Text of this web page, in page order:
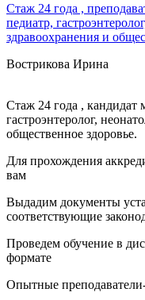
Стаж 24 года ,
педиатр,
здравоохранения и
Вострикова Ирина
Стаж 24 года , кандидат
гастроэнтеролог,
общественное здоровье.
Для прохождения
вам
Выдадим документы
соответствующие
Проведем обучение в
формате
Опытные